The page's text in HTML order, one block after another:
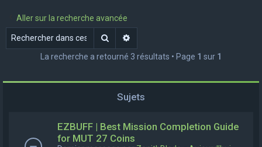
Aller sur la recherche avancée
Rechercher
La recherche a retourné 3 résultats • Page 1 sur 1
Sujets
EZBUFF | Best Mission Completion Guide
for MUT 27 Coins